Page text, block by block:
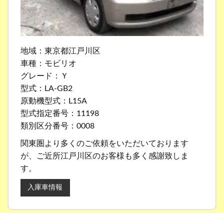
地域：東京都江戸川区
車種：モビリオ
グレード：Ｙ
型式：LA-GB2
原動機型式：L15A
型式指定番号：11198
類別区分番号：0008
関東圏より多くのご依頼をいただいております
が、ご近所江戸川区のお客様も多く感謝致しま
す。
入庫車情報